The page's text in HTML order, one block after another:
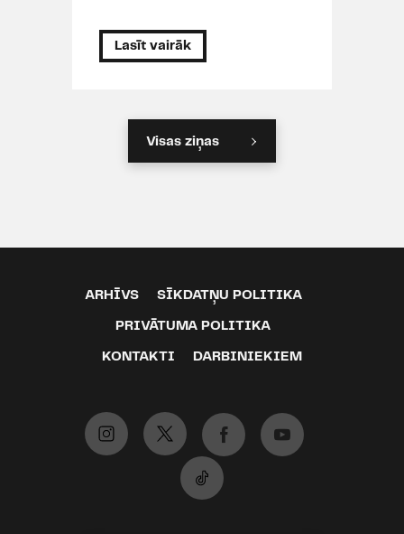
Lasīt vairāk
Visas ziņas
ARHĪVS SĪKDATŅU POLITIKA
PRIVĀTUMA POLITIKA
KONTAKTI DARBINIEKIEM